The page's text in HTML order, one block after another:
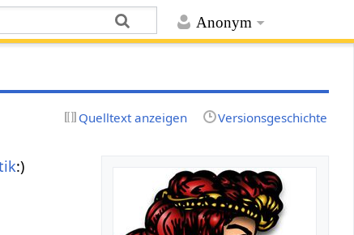
Anonym
Quelltext anzeigen Versionsgeschichte
:)